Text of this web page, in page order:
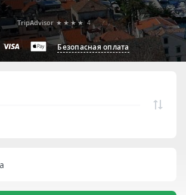
Безопасная оплата
TripAdvisor ★★★★ 4